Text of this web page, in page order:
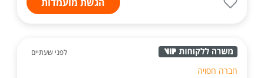
לפני שעתיים
חברה חסויה